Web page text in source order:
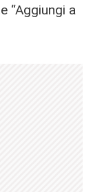
“Aggiungi a